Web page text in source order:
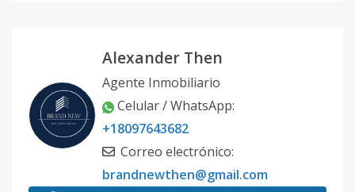
Alexander Then
Agente Inmobiliario
Celular / WhatsApp:
+18097643682
Correo electrónico:
brandnewthen@gmail.com